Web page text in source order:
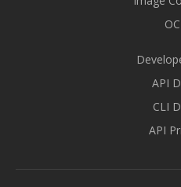
API
CLI
API